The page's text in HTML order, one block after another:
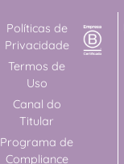
Políticas de
Privacidade
Termos de
Uso
Canal do
Titular
Programa de
Compliance